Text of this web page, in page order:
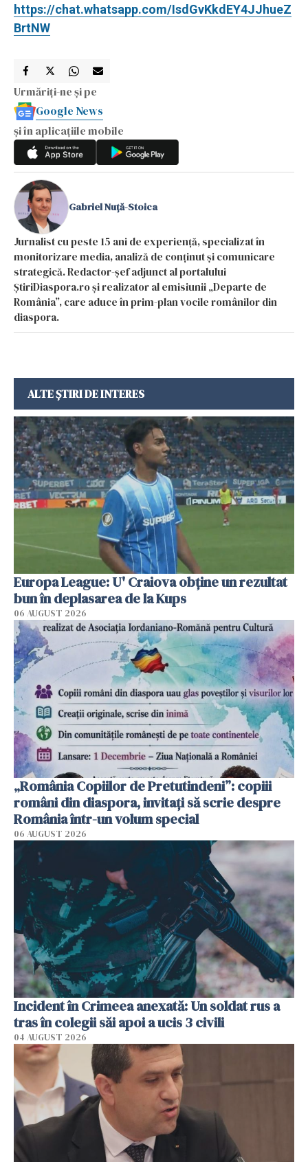
https://chat.whatsapp.com/IsdGvKkdEY4JJhueZ
BrtNW
Urmăriți-ne și pe
Google News
și în aplicațiile mobile
Gabriel Nuță-Stoica
Jurnalist cu peste 15 ani de experiență, specializat în
monitorizare media, analiză de conținut și comunicare
strategică. Redactor-șef adjunct al portalului
ȘtiriDiaspora.ro și realizator al emisiunii „Departe de
România”, care aduce în prim-plan vocile românilor din
diaspora.
ALTE ȘTIRI DE INTERES
Europa League: U' Craiova obține un rezultat
bun în deplasarea de la Kups
06 AUGUST 2026
„România Copiilor de Pretutindeni”: copiii
români din diaspora, invitați să scrie despre
România într-un volum special
06 AUGUST 2026
Incident în Crimeea anexată: Un soldat rus a
tras în colegii săi apoi a ucis 3 civili
04 AUGUST 2026